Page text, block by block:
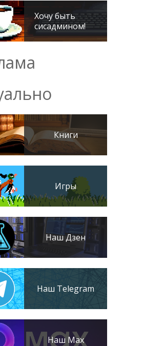
Хочу быть
сисадмином!
Книги
Игры
Наш Дзен
Наш Telegram
Наш Max